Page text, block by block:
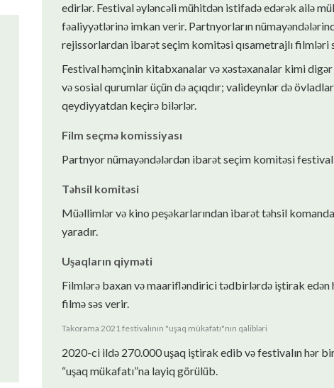
edirlər. Festival əyləncəli mühitdən istifadə edərək ailə
fəaliyyətlərinə imkan verir. Partnyorların
rejissorlardan ibarət seçim komitəsi qısametrajlı filmləri
Festival həmçinin kitabxanalar və xəstəxanalar kimi
və sosial qurumlar üçün də açıqdır; valideynlər də
qeydiyyatdan keçirə bilərlər.
Film seçmə komissiyası
Partnyor nümayəndələrdən ibarət seçim komitəsi
Təhsil komitəsi
Müəllimlər və kino peşəkarlarından ibarət təhsil
yaradır.
Uşaqların qiyməti
Filmlərə baxan və maarifləndirici tədbirlərdə iştirak edən
filmə səs verir.
Takorama 2021 festivalının "uşaq mükafatı"nın qalibləri
2020-ci ildə 270.000 uşaq iştirak edib və festivalın hər
“uşaq mükafatı”na layiq görülüb.